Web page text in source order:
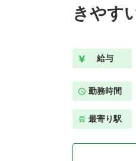
きやす
給与
勤務時間
最寄り駅